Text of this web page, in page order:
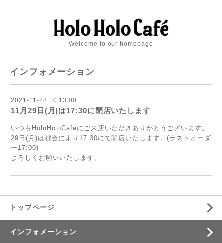
Welcome to our homepage
インフォメーション
2021-11-28 10:13:00
11月29日(月)は17:30に閉店いたします
いつもHoloHoloCafeにご来店いただきありがとうございます。
29日(月)は都合により17:30にて閉店いたします。(ラストオーダ
ー17:00)
よろしくお願いいたします。
トップページ
インフォメーション